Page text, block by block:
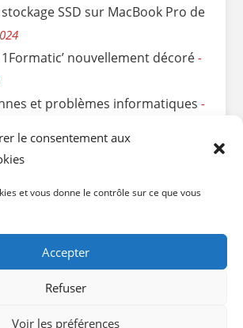
le consentement aux
et vous donne le contrôle sur ce que vous
Accepter
Refuser
Voir les préférences
SSD sur MacBook Pro de
nouvellement décoré
et problèmes informatiques
déclaration de revenus pour le
| Siège social : Place Paul Weil -